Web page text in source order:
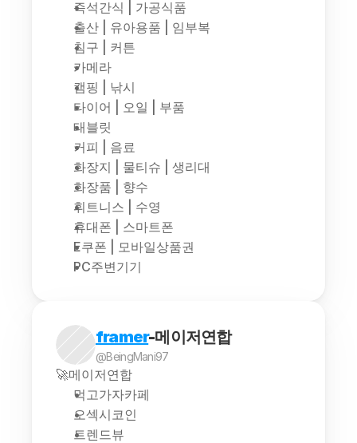
즉석간식 | 가공식품
출산 | 유아용품 | 임부복
침구 | 커튼
카메라
캠핑 | 낚시
타이어 | 오일 | 부품
태블릿
커피 | 음료
화장지 | 물티슈 | 생리대
화장품 | 향수
휘트니스 | 수영
휴대폰 | 스마트폰
E쿠폰 | 모바일상품권
PC주변기기
framer-메이저연합
@BeingMani97
🚀메이저연합
먹고가자카페
오섹시코인
트렌드뷰